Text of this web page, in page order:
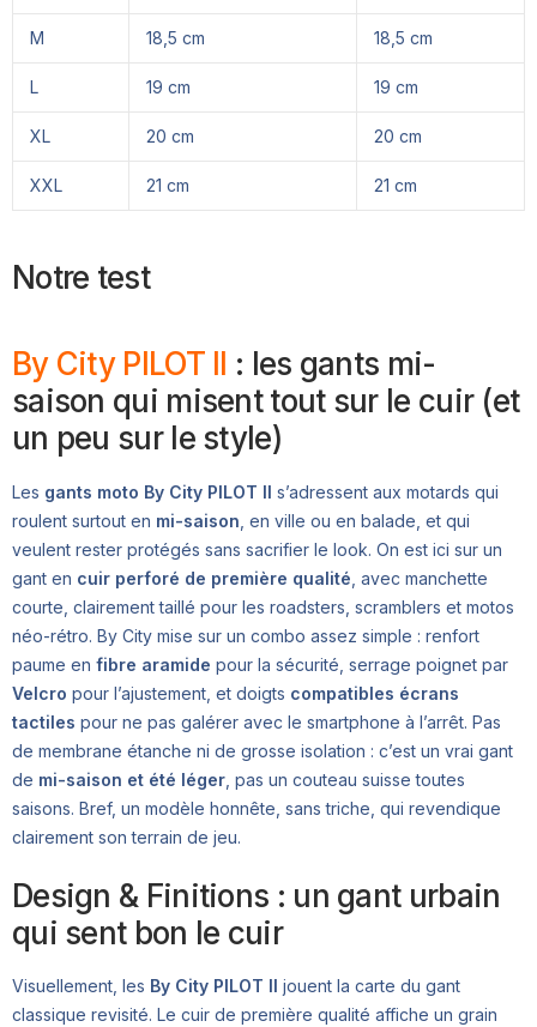
M 18,5 cm 18,5 cm
L 19 cm 19 cm
XL 20 cm 20 cm
XXL 21 cm 21 cm
Notre test
By City PILOT II : les gants mi-
saison qui misent tout sur le cuir (et
un peu sur le style)
Les gants moto By City PILOT II s’adressent aux motards qui
roulent surtout en mi-saison , en ville ou en balade, et qui
veulent rester protégés sans sacrifier le look. On est ici sur un
gant en cuir perforé de première qualité , avec manchette
courte, clairement taillé pour les roadsters, scramblers et motos
néo-rétro. By City mise sur un combo assez simple : renfort
paume en fibre aramide pour la sécurité, serrage poignet par
Velcro pour l’ajustement, et doigts compatibles écrans
tactiles pour ne pas galérer avec le smartphone à l’arrêt. Pas
de membrane étanche ni de grosse isolation : c’est un vrai gant
de mi-saison et été léger , pas un couteau suisse toutes
saisons. Bref, un modèle honnête, sans triche, qui revendique
clairement son terrain de jeu.
Design & Finitions : un gant urbain
qui sent bon le cuir
Visuellement, les By City PILOT II
jouent la carte du gant
classique revisité. Le cuir de première qualité affiche un grain